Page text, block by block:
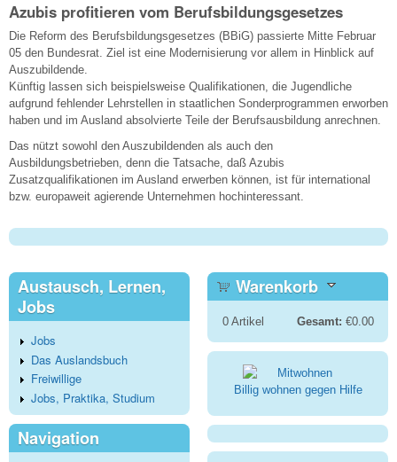
Azubis profitieren vom Berufsbildungsgesetzes
Die Reform des Berufsbildungsgesetzes (BBiG) passierte Mitte Februar
05 den Bundesrat. Ziel ist eine Modernisierung vor allem in Hinblick auf
Auszubildende.
Künftig lassen sich beispielsweise Qualifikationen, die Jugendliche
aufgrund fehlender Lehrstellen in staatlichen Sonderprogrammen erworben
haben und im Ausland absolvierte Teile der Berufsausbildung anrechnen.
Das nützt sowohl den Auszubildenden als auch den
Ausbildungsbetrieben, denn die Tatsache, daß Azubis
Zusatzqualifikationen im Ausland erwerben können, ist für international
bzw. europaweit agierende Unternehmen hochinteressant.
Austausch, Lernen,
Jobs
Jobs
Das Auslandsbuch
Freiwillige
Jobs, Praktika, Studium
Navigation
Warenkorb
0Artikel Gesamt: €0.00
Billig wohnen gegen Hilfe